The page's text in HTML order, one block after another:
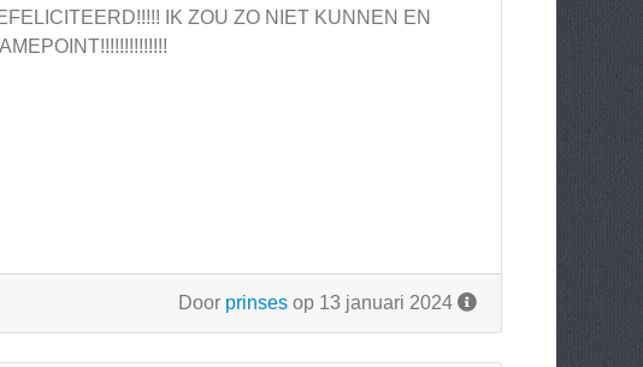
IK ZOU ZO NIET KUNNEN EN
Door prinses op 13 januari 2024